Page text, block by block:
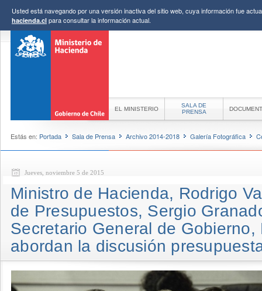
Usted está navegando por una versión inactiva del sitio web, cuya información fue
hacienda.cl para consultar la información actual.
EL MINISTERIO
SALA DE
PRENSA
Estás en: Portada Sala de Prensa Archivo 2014-2018 Galería Fotográfica
Jueves, noviembre 5 de 2015
Ministro de Hacienda, Rodrigo
de Presupuestos, Sergio
Secretario General de Gobierno,
abordan la discusión